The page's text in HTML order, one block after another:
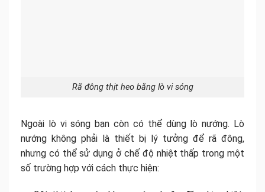
Rã đông thịt heo bằng lò vi sóng
Ngoài lò vi sóng bạn còn có thể dùng lò nướng. Lò
nướng không phải là thiết bị lý tưởng để rã đông,
nhưng có thể sử dụng ở chế độ nhiệt thấp trong một
số trường hợp với cách thực hiện: